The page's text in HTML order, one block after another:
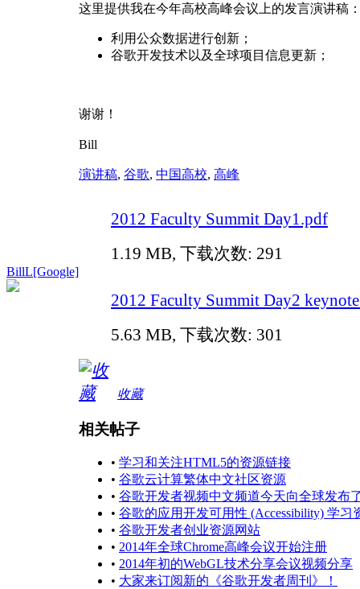
BillL[Google]
这里提供我在今年高校高峰会议上的发言演讲稿
利用公众数据进行创新；
谷歌开发技术以及全球项目信息更新；
谢谢！
Bill
演讲稿, 谷歌, 中国高校, 高峰
2012 Faculty Summit Day1.pdf
1.19 MB, 下载次数: 291
2012 Faculty Summit Day2
5.63 MB, 下载次数: 301
收藏
相关帖子
• 学习和关注HTML5的资源链接
• 谷歌云计算繁体中文社区资源
• 谷歌开发者视频中文频道今天向全球发布
• 谷歌的应用开发可用性 (Accessibility) 学习
• 谷歌开发者创业资源网站
• 2014年全球Chrome高峰会议开始注册
• 2014年初的WebGL技术分享会议视频分享
• 大家来订阅新的《谷歌开发者周刊》！